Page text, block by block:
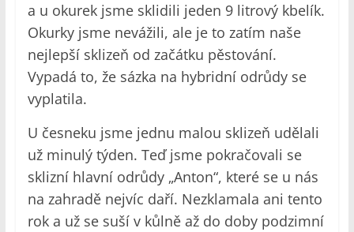
a u okurek jsme sklidili jeden 9 litrový kbelík.
Okurky jsme nevážili, ale je to zatím naše
nejlepší sklizeň od začátku pěstování.
Vypadá to, že sázka na hybridní odrůdy se
vyplatila.
U česneku jsme jednu malou sklizeň udělali
už minulý týden. Teď jsme pokračovali se
sklizní hlavní odrůdy „Anton“, které se u nás
na zahradě nejvíc daří. Nezklamala ani tento
rok a už se suší v kůlně až do doby podzimní